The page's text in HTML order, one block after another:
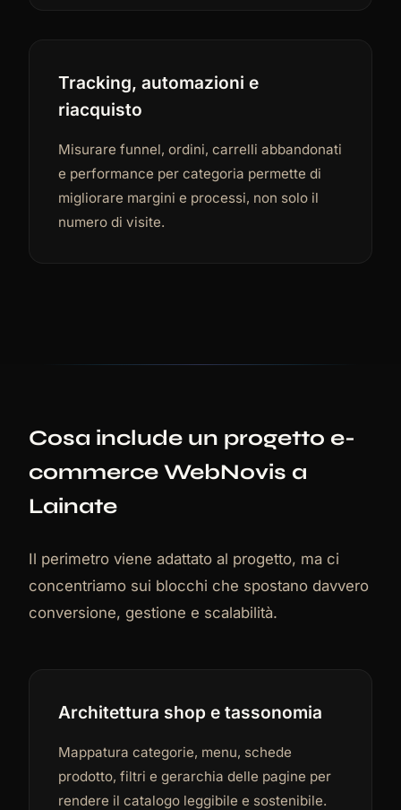
Tracking, automazioni e
riacquisto
Misurare funnel, ordini, carrelli abbandonati
e performance per categoria permette di
migliorare margini e processi, non solo il
numero di visite.
Cosa include un progetto e-
commerce WebNovis a
Lainate
Il perimetro viene adattato al progetto, ma ci
concentriamo sui blocchi che spostano davvero
conversione, gestione e scalabilità.
Architettura shop e tassonomia
Mappatura categorie, menu, schede
prodotto, filtri e gerarchia delle pagine per
rendere il catalogo leggibile e sostenibile.